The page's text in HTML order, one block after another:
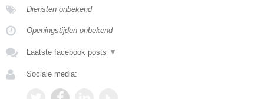
Diensten onbekend
Openingstijden onbekend
Laatste facebook posts ▼
Sociale media: